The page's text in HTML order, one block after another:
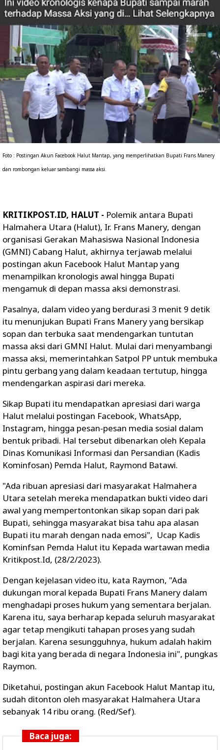
Foto : Postingan Akun Facebook Halut Mantap, yang memperlihatkan Bupati Frans Manery
dan rombongan keluar sambangi massa aksi.
KRITIKPOST.ID, HALUT - Polemik antara Bupati
Halmahera Utara (Halut), Ir. Frans Manery, dengan
organisasi Gerakan Mahasiswa Nasional Indonesia
(GMNI) Cabang Halut, akhirnya terjawab melalui
postingan akun Facebook Halut Mantap yang
menampilkan kronologis awal hingga Bupati
mengamuk di depan massa aksi demonstrasi.
Pasalnya, dalam video yang berdurasi 3 menit 9 detik
itu menunjukan Bupati Frans Manery yang bersikap
sopan dan terbuka saat mendengarkan tuntutan
massa aksi dari GMNI Halut. Mulai dari menyambangi
massa aksi, memerintahkan Satpol PP untuk membuka
pintu gerbang yang dalam keadaan tertutup, hingga
mendengarkan aspirasi dari mereka.
Sikap Bupati itu mendapatkan apresiasi dari warga
Halut melalui postingan Facebook, WhatsApp,
Instagram, hingga pesan-pesan media sosial dalam
bentuk pribadi. Hal tersebut dibenarkan oleh Kepala
Dinas Komunikasi Informasi dan Persandian (Kadis
Kominfosan) Pemda Halut, Raymond Batawi.
"Ada ribuan apresiasi dari masyarakat Halmahera
Utara setelah mereka mendapatkan bukti video dari
awal yang mempertontonkan sikap sopan dari pak
Bupati, sehingga masyarakat bisa tahu apa alasan
Bupati itu marah dengan nada emosi", Ucap Kadis
Kominfsan Pemda Halut itu Kepada wartawan media
Kritikpost.Id, (28/2/2023).
Dengan kejelasan video itu, kata Raymon, "Ada
dukungan moral kepada Bupati Frans Manery dalam
menghadapi proses hukum yang sementara berjalan.
Karena itu, saya berharap kepada seluruh masyarakat
agar tetap mengikuti tahapan proses yang sudah
berjalan. Karena sesungguhnya, hukum adalah hakim
bagi kita yang berada di negara Indonesia ini", pungkas
Raymon.
Diketahui, postingan akun Facebook Halut Mantap itu,
sudah ditonton oleh masyarakat Halmahera Utara
sebanyak 14 ribu orang. (Red/Sef).
Baca juga: